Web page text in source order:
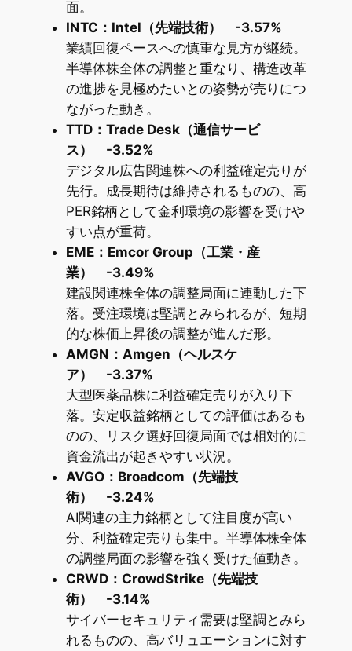
面。
INTC：Intel（先端技術） -3.57%
業績回復ペースへの慎重な見方が継続。
半導体株全体の調整と重なり、構造改革
の進捗を見極めたいとの姿勢が売りにつ
ながった動き。
TTD：Trade Desk（通信サービ
ス） -3.52%
デジタル広告関連株への利益確定売りが
先行。成長期待は維持されるものの、高
PER銘柄として金利環境の影響を受けや
すい点が重荷。
EME：Emcor Group（工業・産
業） -3.49%
建設関連株全体の調整局面に連動した下
落。受注環境は堅調とみられるが、短期
的な株価上昇後の調整が進んだ形。
AMGN：Amgen（ヘルスケ
ア） -3.37%
大型医薬品株に利益確定売りが入り下
落。安定収益銘柄としての評価はあるも
のの、リスク選好回復局面では相対的に
資金流出が起きやすい状況。
AVGO：Broadcom（先端技
術） -3.24%
AI関連の主力銘柄として注目度が高い
分、利益確定売りも集中。半導体株全体
の調整局面の影響を強く受けた値動き。
CRWD：CrowdStrike（先端技
術） -3.14%
サイバーセキュリティ需要は堅調とみら
れるものの、高バリュエーションに対す